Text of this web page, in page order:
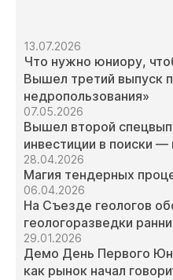
13.07.2026
Что нужно юниору,
Вышел третий выпуск
недропользования»
07.05.2026
Вышел второй
инвестиции в поиски —
28.04.2026
Магия тендерных
06.04.2026
На Съезде геологов
геологоразведки
29.01.2026
Демо День Первого
как рынок начал